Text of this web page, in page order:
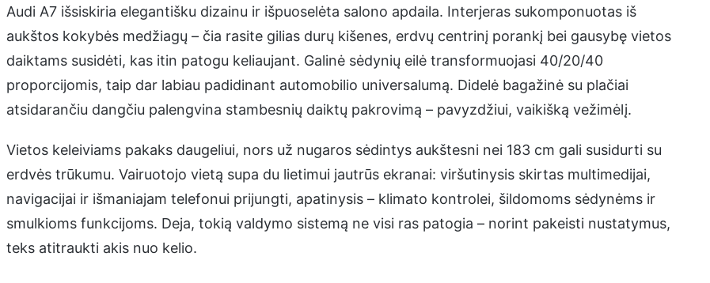
Audi A7 išsiskiria elegantišku dizainu ir išpuoselėta salono apdaila. Interjeras sukomponuotas iš
aukštos kokybės medžiagų – čia rasite gilias durų kišenes, erdvų centrinį porankį bei gausybę vietos
daiktams susidėti, kas itin patogu keliaujant. Galinė sėdynių eilė transformuojasi 40/20/40
proporcijomis, taip dar labiau padidinant automobilio universalumą. Didelė bagažinė su plačiai
atsidarančiu dangčiu palengvina stambesnių daiktų pakrovimą – pavyzdžiui, vaikišką vežimėlį.
Vietos keleiviams pakaks daugeliui, nors už nugaros sėdintys aukštesni nei 183 cm gali susidurti su
erdvės trūkumu. Vairuotojo vietą supa du lietimui jautrūs ekranai: viršutinysis skirtas multimedijai,
navigacijai ir išmaniajam telefonui prijungti, apatinysis – klimato kontrolei, šildomoms sėdynėms ir
smulkioms funkcijoms. Deja, tokią valdymo sistemą ne visi ras patogia – norint pakeisti nustatymus,
teks atitraukti akis nuo kelio.